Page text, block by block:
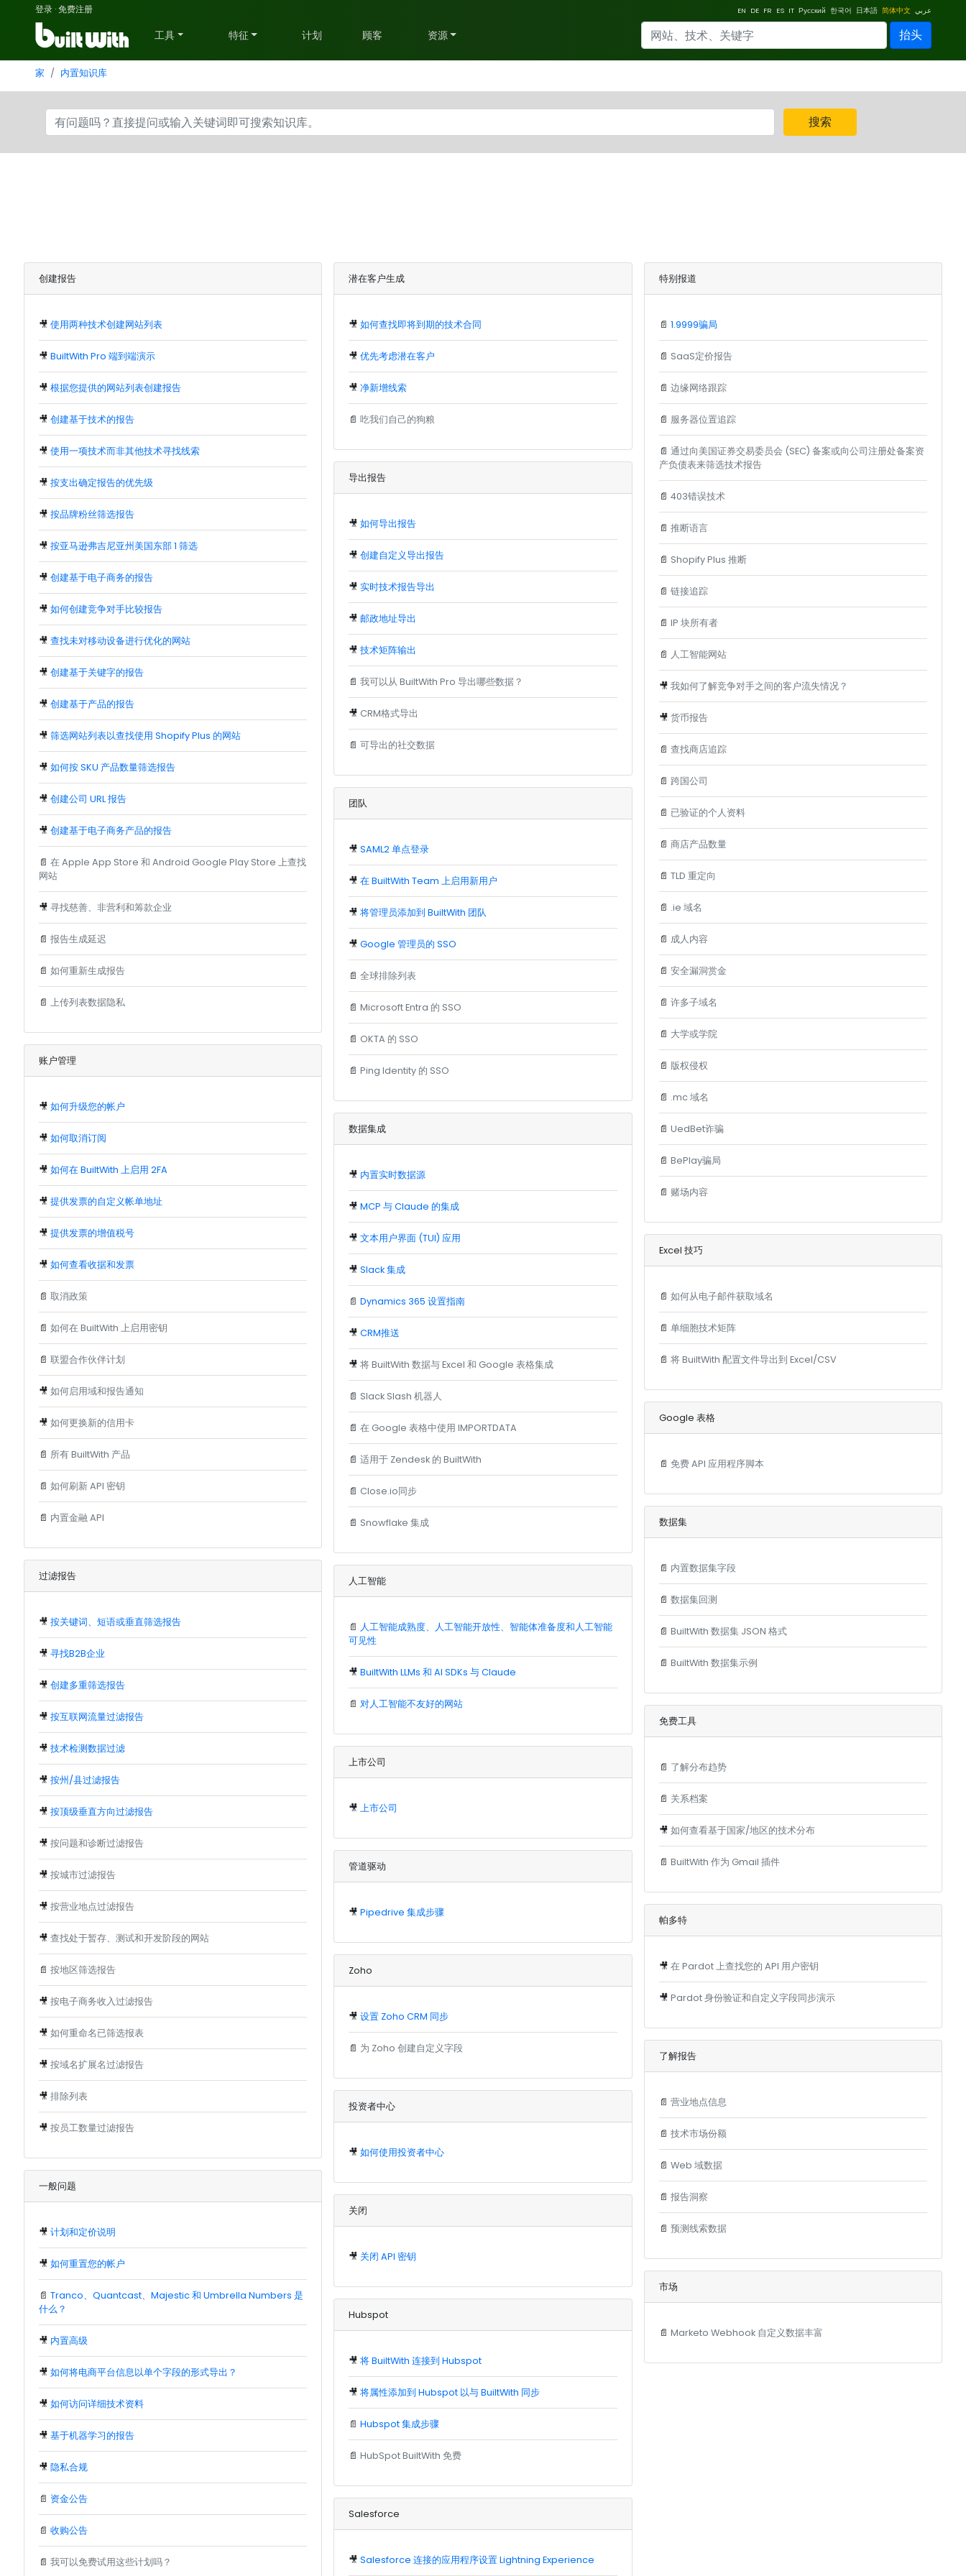
登录 ·免费注册 EN DE FR ES IT Русский 한국어 日本語 简体中文 عربي
工具 特征 计划 顾客 资源 抬头
家 内置知识库
搜索
创建报告
🎥 使用两种技术创建网站列表
🎥 BuiltWith Pro 端到端演示
🎥 根据您提供的网站列表创建报告
🎥 创建基于技术的报告
🎥 使用一项技术而非其他技术寻找线索
🎥 按支出确定报告的优先级
🎥 按品牌粉丝筛选报告
🎥 按亚马逊弗吉尼亚州美国东部 1 筛选
🎥 创建基于电子商务的报告
🎥 如何创建竞争对手比较报告
🎥 查找未对移动设备进行优化的网站
🎥 创建基于关键字的报告
🎥 创建基于产品的报告
🎥 筛选网站列表以查找使用 Shopify Plus 的网站
🎥 如何按 SKU 产品数量筛选报告
🎥 创建公司 URL 报告
🎥 创建基于电子商务产品的报告
📄 在 Apple App Store 和 Android Google Play Store 上查找
网站
🎥 寻找慈善、非营利和筹款企业
📄 报告生成延迟
📄 如何重新生成报告
📄 上传列表数据隐私
账户管理
🎥 如何升级您的帐户
🎥 如何取消订阅
🎥 如何在 BuiltWith 上启用 2FA
🎥 提供发票的自定义帐单地址
🎥 提供发票的增值税号
🎥 如何查看收据和发票
📄 取消政策
📄 如何在 BuiltWith 上启用密钥
📄 联盟合作伙伴计划
🎥 如何启用域和报告通知
🎥 如何更换新的信用卡
📄 所有 BuiltWith 产品
📄 如何刷新 API 密钥
📄 内置金融 API
过滤报告
🎥 按关键词、短语或垂直筛选报告
🎥 寻找B2B企业
🎥 创建多重筛选报告
🎥 按互联网流量过滤报告
🎥 技术检测数据过滤
🎥 按州/县过滤报告
🎥 按顶级垂直方向过滤报告
🎥 按问题和诊断过滤报告
🎥 按城市过滤报告
🎥 按营业地点过滤报告
🎥 查找处于暂存、测试和开发阶段的网站
📄 按地区筛选报告
🎥 按电子商务收入过滤报告
🎥 如何重命名已筛选报表
🎥 按域名扩展名过滤报告
🎥 排除列表
🎥 按员工数量过滤报告
一般问题
🎥 计划和定价说明
🎥 如何重置您的帐户
📄 Tranco、Quantcast、Majestic 和 Umbrella Numbers 是
什么？
🎥 内置高级
🎥 如何将电商平台信息以单个字段的形式导出？
🎥 如何访问详细技术资料
🎥 基于机器学习的报告
🎥 隐私合规
📄 资金公告
📄 收购公告
📄 我可以免费试用这些计划吗？
潜在客户生成
🎥如何查找即将到期的技术合同
🎥优先考虑潜在客户
🎥净新增线索
📄吃我们自己的狗粮
导出报告
🎥如何导出报告
🎥创建自定义导出报告
🎥实时技术报告导出
🎥邮政地址导出
🎥技术矩阵输出
📄我可以从 BuiltWith Pro 导出哪些数据？
🎥 CRM格式导出
📄可导出的社交数据
团队
🎥SAML2 单点登录
🎥在 BuiltWith Team 上启用新用户
🎥将管理员添加到 BuiltWith 团队
🎥Google 管理员的 SSO
📄全球排除列表
📄Microsoft Entra 的 SSO
📄 OKTA 的 SSO
📄Ping Identity 的 SSO
数据集成
🎥 内置实时数据源
🎥MCP 与 Claude 的集成
🎥文本用户界面 (TUI) 应用
🎥Slack 集成
📄Dynamics 365 设置指南
🎥CRM推送
🎥将 BuiltWith 数据与 Excel 和 Google 表格集成
📄 Slack Slash 机器人
📄在 Google 表格中使用 IMPORTDATA
📄适用于 Zendesk 的 BuiltWith
📄 Close.io同步
📄 Snowflake 集成
人工智能
📄 人工智能成熟度、人工智能开放性、智能体准备度和人工智能
可见性
🎥BuiltWith LLMs 和 AI SDKs 与 Claude
📄对人工智能不友好的网站
上市公司
🎥上市公司
管道驱动
🎥Pipedrive 集成步骤
Zoho
🎥设置 Zoho CRM 同步
📄 为 Zoho 创建自定义字段
投资者中心
🎥如何使用投资者中心
关闭
🎥 关闭 API 密钥
Hubspot
🎥将 BuiltWith 连接到 Hubspot
🎥将属性添加到 Hubspot 以与 BuiltWith 同步
📄Hubspot 集成步骤
📄HubSpot BuiltWith 免费
Salesforce
🎥Salesforce 连接的应用程序设置 Lightning Experience
特别报道
📄 1.9999骗局
📄 SaaS定价报告
📄 边缘网络跟踪
📄 服务器位置追踪
📄 通过向美国证券交易委员会 (SEC) 备案或向公司注册处备案资
产负债表来筛选技术报告
📄 403错误技术
📄 推断语言
📄 Shopify Plus 推断
📄 链接追踪
📄 IP 块所有者
📄 人工智能网站
🎥 我如何了解竞争对手之间的客户流失情况？
🎥 货币报告
📄 查找商店追踪
📄 跨国公司
📄 已验证的个人资料
📄 商店产品数量
📄 TLD 重定向
📄 .ie 域名
📄 成人内容
📄 安全漏洞赏金
📄 许多子域名
📄 大学或学院
📄 版权侵权
📄 .mc 域名
📄 UedBet诈骗
📄 BePlay骗局
📄 赌场内容
Excel 技巧
📄 如何从电子邮件获取域名
📄 单细胞技术矩阵
📄 将 BuiltWith 配置文件导出到 Excel/CSV
Google 表格
📄 免费 API 应用程序脚本
数据集
📄 内置数据集字段
📄 数据集回测
📄 BuiltWith 数据集 JSON 格式
📄 BuiltWith 数据集示例
免费工具
📄 了解分布趋势
📄 关系档案
🎥 如何查看基于国家/地区的技术分布
📄 BuiltWith 作为 Gmail 插件
帕多特
🎥 在 Pardot 上查找您的 API 用户密钥
🎥 Pardot 身份验证和自定义字段同步演示
了解报告
📄 营业地点信息
📄 技术市场份额
📄 Web 域数据
📄 报告洞察
📄 预测线索数据
市场
📄 Marketo Webhook 自定义数据丰富